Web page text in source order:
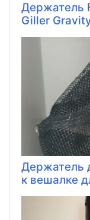
Держатель
Giller
Держатель
к вешалке